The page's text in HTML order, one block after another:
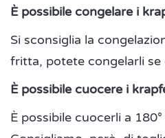
È possibile congelare i
Si sconsiglia la
fritta, potete congelarli
È possibile cuocere i
È possibile cuocerli a